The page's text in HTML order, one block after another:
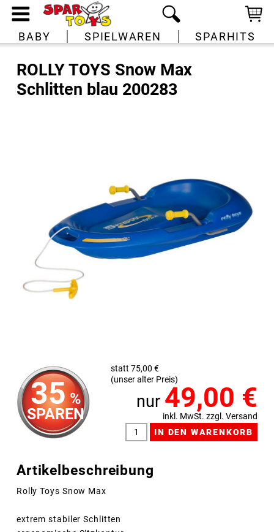
BABY SPIELWAREN SPARHITS
ROLLY TOYS Snow Max
Schlitten blau 200283
35 %
SPAREN
statt 75,00 €
(unser alter Preis)
nur 49,00 €
inkl. MwSt. zzgl. Versand
Artikelbeschreibung
Rolly Toys Snow Max
extrem stabiler Schlitten